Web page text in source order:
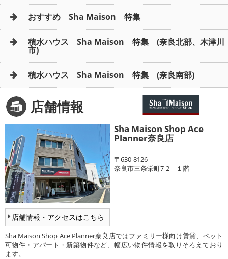
おすすめ Sha Maison 特集
積水ハウス Sha Maison 特集 (奈良北部、木津川
市)
積水ハウス Sha Maison 特集 (奈良南部)
店舗情報
店舗情報・アクセスはこちら
Sha Maison Shop Ace
Planner奈良店
〒630-8126
奈良市三条栄町7-2 １階
Sha Maison Shop Ace Planner奈良店ではファミリー様向け賃貸、ペット
可物件・アパート・新築物件など、幅広い物件情報を取りそろえており
ます。